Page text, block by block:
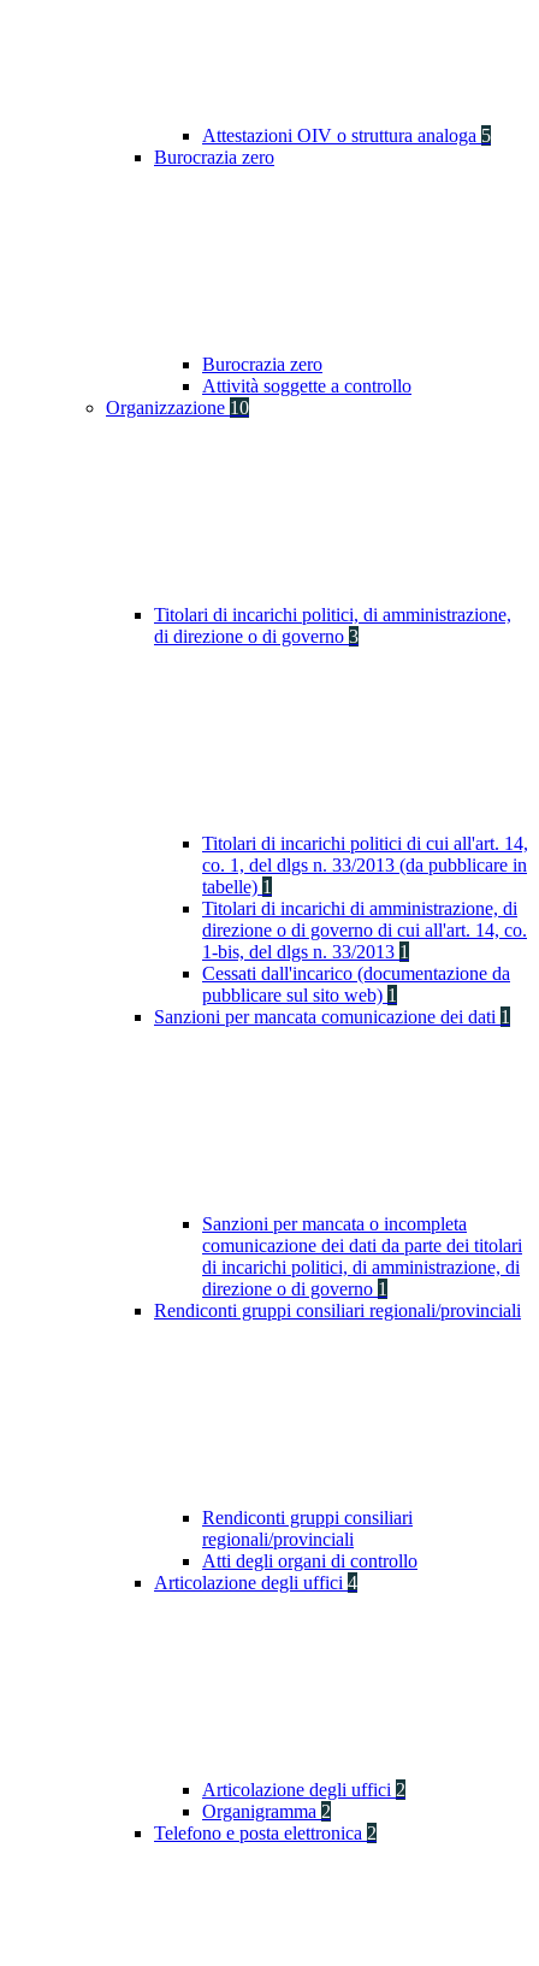
Attestazioni OIV o struttura analoga 5
Burocrazia zero
Burocrazia zero
Attività soggette a controllo
Organizzazione 10
Titolari di incarichi politici, di amministrazione,
di direzione o di governo 3
Titolari di incarichi politici di cui all'art. 14,
co. 1, del dlgs n. 33/2013 (da pubblicare in
tabelle) 1
Titolari di incarichi di amministrazione, di
direzione o di governo di cui all'art. 14, co.
1-bis, del dlgs n. 33/2013 1
Cessati dall'incarico (documentazione da
pubblicare sul sito web) 1
Sanzioni per mancata comunicazione dei dati 1
Sanzioni per mancata o incompleta
comunicazione dei dati da parte dei titolari
di incarichi politici, di amministrazione, di
direzione o di governo 1
Rendiconti gruppi consiliari regionali/provinciali
Rendiconti gruppi consiliari
regionali/provinciali
Atti degli organi di controllo
Articolazione degli uffici 4
Articolazione degli uffici 2
Organigramma 2
Telefono e posta elettronica 2